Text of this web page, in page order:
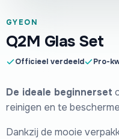
GYEON
Q2M Glas Set
Officieel verdeeld Pro-
De ideale beginnerset
reinigen en te
Dankzij de mooie